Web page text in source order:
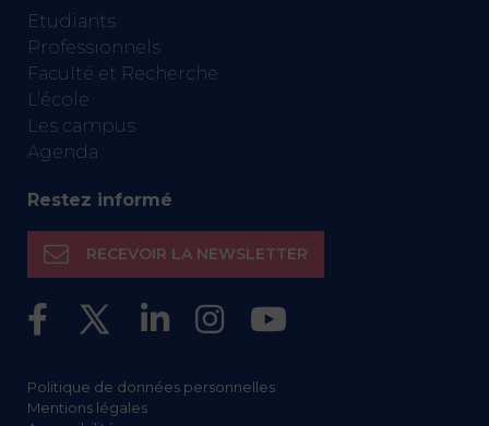
Etudiants
Professionnels
Faculté et Recherche
L’école
Les campus
Agenda
Restez informé
RECEVOIR LA NEWSLETTER
Politique de données personnelles
Mentions légales